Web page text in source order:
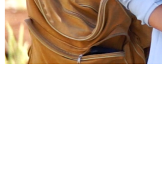
Fortaleza